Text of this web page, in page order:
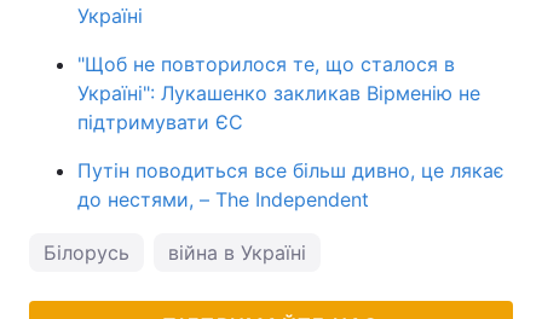
Україні
"Щоб не повторилося те, що сталося в
Україні": Лукашенко закликав Вірменію не
підтримувати ЄС
Путін поводиться все більш дивно, це лякає
до нестями, – The Independent
Білорусь війна в Україні